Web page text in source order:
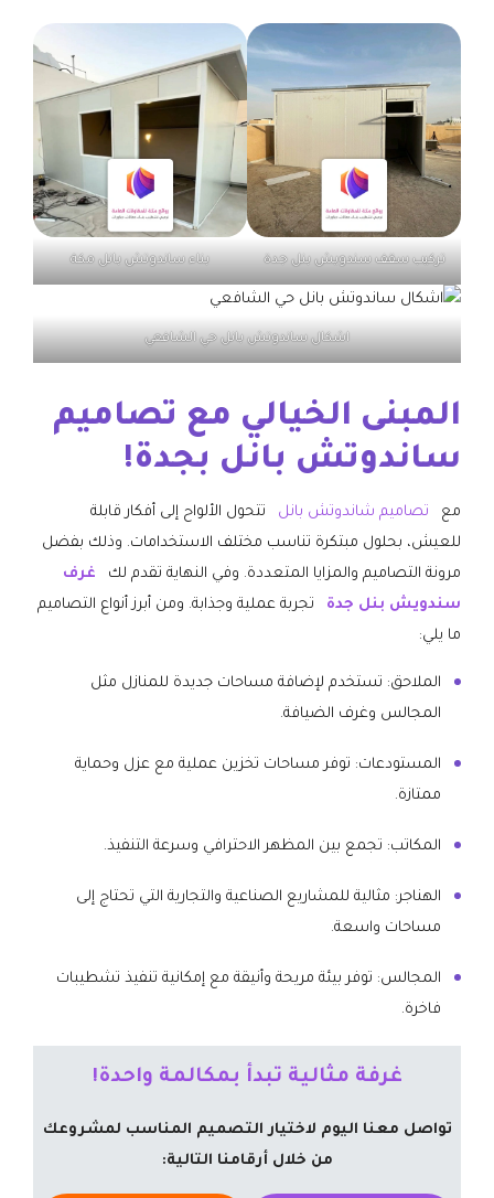
تركيب سقف سندويش بنل جدة بناء ساندوتش بانل مكة
اشكال ساندوتش بانل حي الشافعي
المبنى الخيالي مع تصاميم
ساندوتش بانل بجدة!
مع تصاميم شاندوتش بانل
تتحول الألواح إلى أفكار قابلة
للعيش، بحلول مبتكرة تناسب مختلف الاستخدامات. وذلك بفضل
مرونة التصاميم والمزايا المتعددة. وفي النهاية تقدم لك
غرف
سندويش بنل جدة
تجربة عملية وجذابة. ومن أبرز أنواع التصاميم
ما يلي:
الملاحق: تستخدم لإضافة مساحات جديدة للمنازل مثل
المجالس وغرف الضيافة.
المستودعات: توفر مساحات تخزين عملية مع عزل وحماية
ممتازة.
المكاتب: تجمع بين المظهر الاحترافي وسرعة التنفيذ.
الهناجر: مثالية للمشاريع الصناعية والتجارية التي تحتاج إلى
مساحات واسعة.
المجالس: توفر بيئة مريحة وأنيقة مع إمكانية تنفيذ تشطيبات
فاخرة.
غرفة مثالية تبدأ بمكالمة واحدة!
تواصل معنا اليوم لاختيار التصميم المناسب لمشروعك
من خلال أرقامنا التالية: